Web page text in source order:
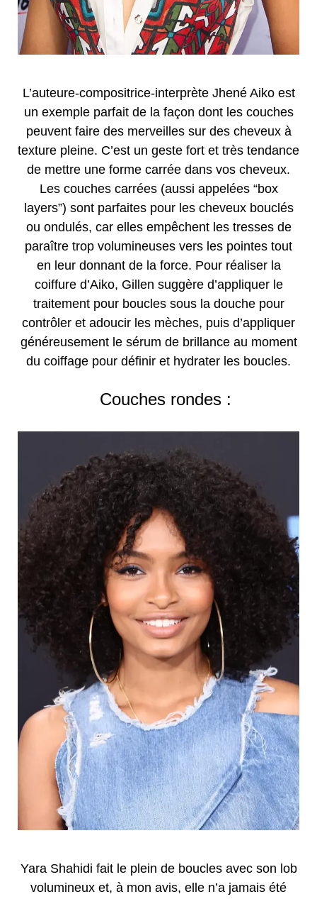
L’auteure-compositrice-interprète Jhené Aiko est
un exemple parfait de la façon dont les couches
peuvent faire des merveilles sur des cheveux à
texture pleine. C’est un geste fort et très tendance
de mettre une forme carrée dans vos cheveux.
Les couches carrées (aussi appelées “box
layers”) sont parfaites pour les cheveux bouclés
ou ondulés, car elles empêchent les tresses de
paraître trop volumineuses vers les pointes tout
en leur donnant de la force. Pour réaliser la
coiffure d’Aiko, Gillen suggère d’appliquer le
traitement pour boucles sous la douche pour
contrôler et adoucir les mèches, puis d’appliquer
généreusement le sérum de brillance au moment
du coiffage pour définir et hydrater les boucles.
Couches rondes :
Yara Shahidi fait le plein de boucles avec son lob
volumineux et, à mon avis, elle n’a jamais été